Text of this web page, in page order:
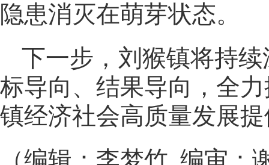
隐患消灭在萌芽状态。
下一步，刘猴镇将持
标导向、结果导向，全
镇经济社会高质量发展